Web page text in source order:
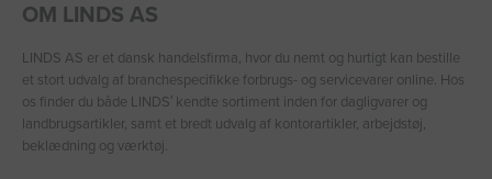
OM LINDS AS
LINDS AS er et dansk handelsfirma, hvor du nemt og hurtigt kan bestille
et stort udvalg af branchespecifikke forbrugs- og servicevarer online. Hos
os finder du både LINDS′ kendte sortiment inden for dagligvarer og
landbrugsartikler, samt et bredt udvalg af kontorartikler, arbejdstøj,
beklædning og værktøj.